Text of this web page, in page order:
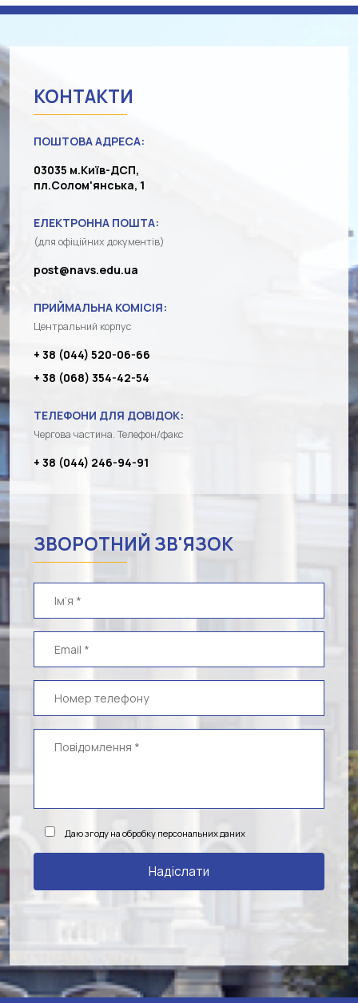
КОНТАКТИ
ПОШТОВА АДРЕСА:
03035 м.Київ-ДСП,
пл.Солом'янська, 1
ЕЛЕКТРОННА ПОШТА:
(для офіційних документів)
post@navs.edu.ua
ПРИЙМАЛЬНА КОМІСІЯ:
Центральний корпус
+ 38 (044) 520-06-66
+ 38 (068) 354-42-54
ТЕЛЕФОНИ ДЛЯ ДОВІДОК:
Чергова частина. Телефон/факс
+ 38 (044) 246-94-91
ЗВОРОТНИЙ ЗВ'ЯЗОК
Даю згоду на обробку персональних даних